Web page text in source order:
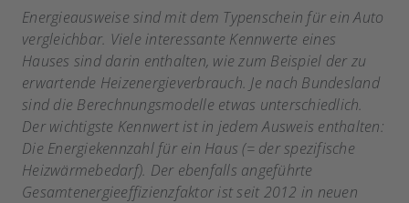
Energieausweise sind mit dem Typenschein für ein Auto
vergleichbar. Viele interessante Kennwerte eines
Hauses sind darin enthalten, wie zum Beispiel der zu
erwartende Heizenergieverbrauch. Je nach Bundesland
sind die Berechnungsmodelle etwas unterschiedlich.
Der wichtigste Kennwert ist in jedem Ausweis enthalten:
Die Energiekennzahl für ein Haus (= der spezifische
Heizwärmebedarf). Der ebenfalls angeführte
Gesamtenergieeffizienzfaktor ist seit 2012 in neuen